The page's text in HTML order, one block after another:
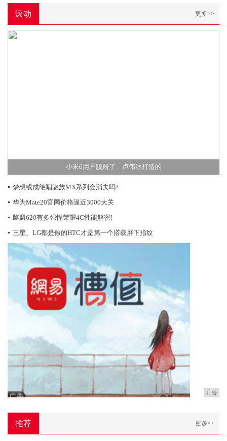
滚动 更多>>
小米6用户脱粉了，卢伟冰打造的
▪ 梦想或成绝唱魅族MX系列会消失吗?
▪ 华为Mate20官网价格逼近3000大关
▪ 麒麟620有多强悍荣耀4C性能解密!
▪ 三星、LG都是假的HTC才是第一个搭载屏下指纹
广告
推荐 更多>>